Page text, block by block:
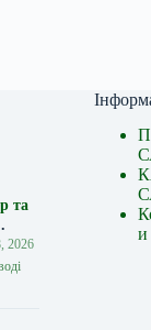
та
2026
и